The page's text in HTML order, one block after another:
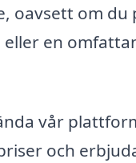
oavsett om du
en
vår
och